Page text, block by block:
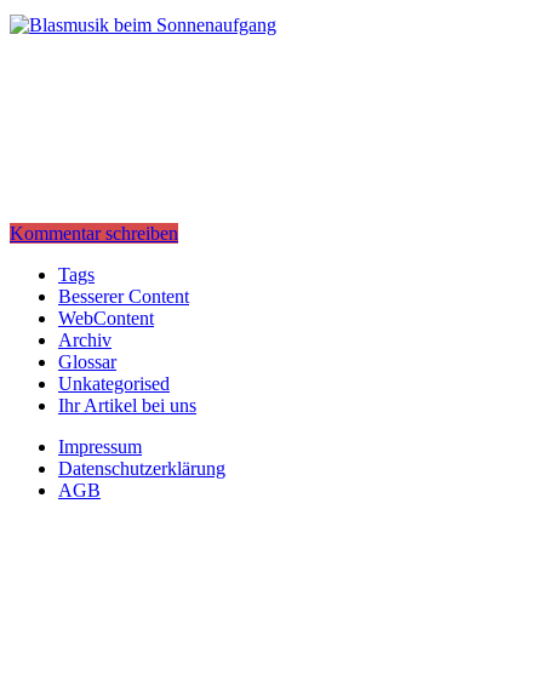
Kommentar schreiben
Tags
Besserer Content
WebContent
Archiv
Glossar
Unkategorised
Ihr Artikel bei uns
Impressum
Datenschutzerklärung
AGB